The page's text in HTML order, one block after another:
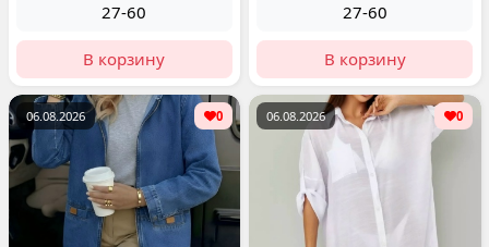
27-60
В корзину
27-60
В корзину
06.08.2026 0 06.08.2026 0